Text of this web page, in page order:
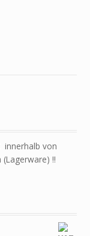
innerhalb von
!!